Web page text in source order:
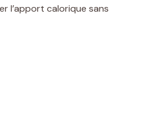
l’apport calorique sans